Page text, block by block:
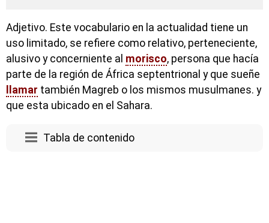
Adjetivo. Este vocabulario en la actualidad tiene un
uso limitado, se refiere como relativo, perteneciente,
alusivo y concerniente al morisco, persona que hacía
parte de la región de África septentrional y que sueñe
llamar también Magreb o los mismos musulmanes. y
que esta ubicado en el Sahara.
Tabla de contenido